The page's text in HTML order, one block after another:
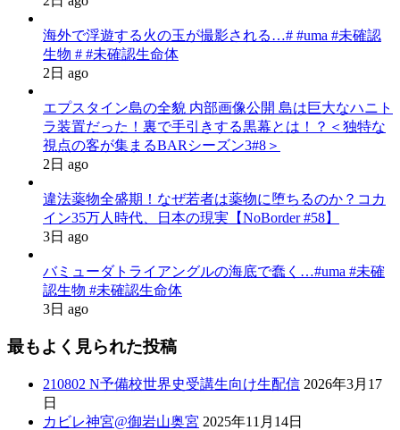
海外で浮遊する火の玉が撮影される…# #uma #未確認
生物 # #未確認生命体
2日 ago
エプスタイン島の全貌 内部画像公開 島は巨大なハニト
ラ装置だった！裏で手引きする黒幕とは！？＜独特な
視点の客が集まるBARシーズン3#8＞
2日 ago
違法薬物全盛期！なぜ若者は薬物に堕ちるのか？コカ
イン35万人時代、日本の現実【NoBorder #58】
3日 ago
バミューダトライアングルの海底で蠢く…#uma #未確
認生物 #未確認生命体
3日 ago
最もよく見られた投稿
210802 N予備校世界史受講生向け生配信 2026年3月17
日
カビレ神宮@御岩山奥宮 2025年11月14日